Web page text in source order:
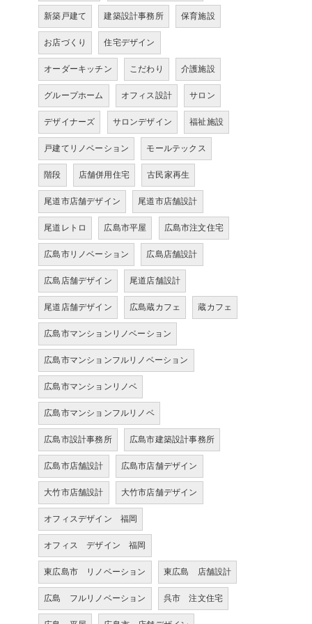
新築戸建て 建築設計事務所 保育施設
お店づくり 住宅デザイン
オーダーキッチン こだわり 介護施設
グループホーム オフィス設計 サロン
デザイナーズ サロンデザイン 福祉施設
戸建てリノベーション モールテックス
階段 店舗併用住宅 古民家再生
尾道市店舗デザイン 尾道市店舗設計
尾道レトロ 広島市平屋 広島市注文住宅
広島市リノベーション 広島店舗設計
広島店舗デザイン 尾道店舗設計
尾道店舗デザイン 広島蔵カフェ 蔵カフェ
広島市マンションリノベーション
広島市マンションフルリノベーション
広島市マンションリノベ
広島市マンションフルリノベ
広島市設計事務所 広島市建築設計事務所
広島市店舗設計 広島市店舗デザイン
大竹市店舗設計 大竹市店舗デザイン
オフィスデザイン 福岡
オフィス デザイン 福岡
東広島市 リノベーション 東広島 店舗設計
広島 フルリノベーション 呉市 注文住宅